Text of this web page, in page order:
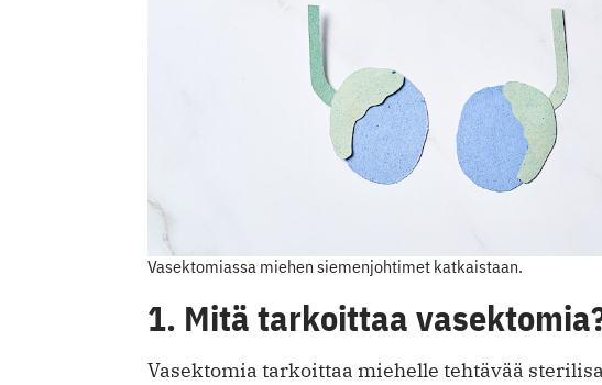
Vasektomiassa miehen siemenjohtimet katkaistaan.
1. Mitä tarkoittaa
Vasektomia tarkoittaa miehelle tehtävää